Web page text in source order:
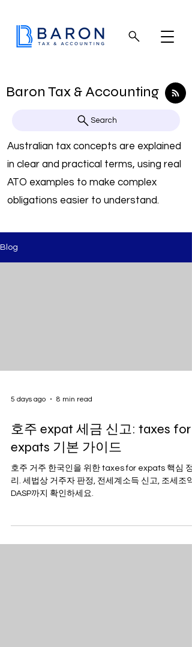
Baron Tax & Accounting
Search
Australian tax concepts are explained
in clear and practical terms, using real
ATO examples to make complex
obligations easier to understand.
Blog
5 days ago 8 min read
호주 expat 세금 신고: taxes for
expats 기본 가이드
호주 거주 한국인을 위한 taxes for expats 핵심 정
리. 세법상 거주자 판정, 전세계소득 신고, 조세조약,
DASP까지 확인하세요.